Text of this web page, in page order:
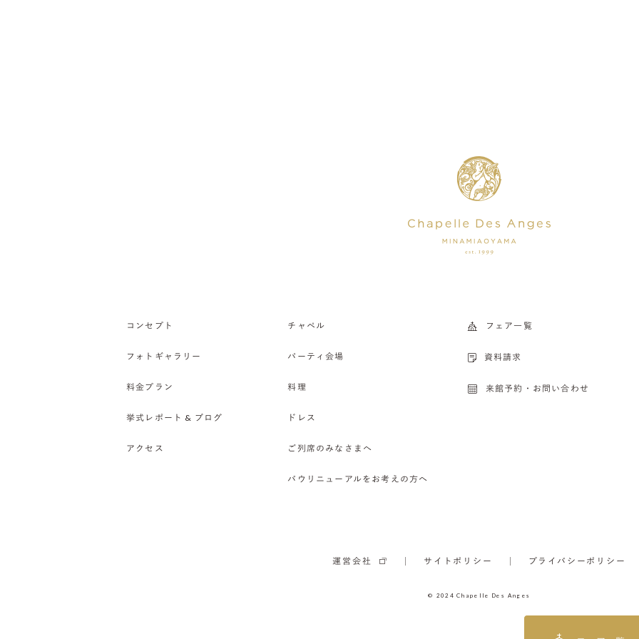
コンセプト
フォトギャラリー
料金プラン
挙式レポート & ブログ
アクセス
チャペル
パーティ会場
料理
ドレス
ご列席のみなさまへ
バウリニューアルをお考えの方へ
フェア一覧
資料請求
来館予約・お問い合わせ
運営会社 サイトポリシー プライバシーポリシー
© 2024 Chapelle Des Anges